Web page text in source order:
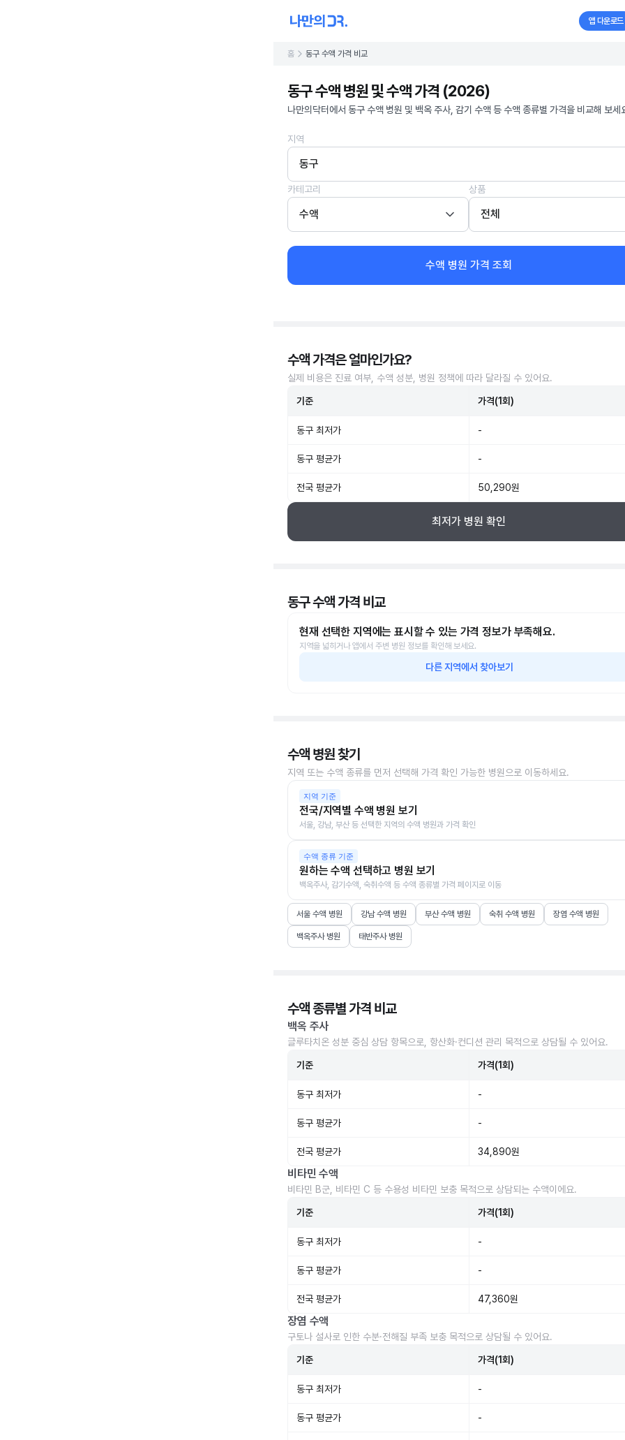
앱 다운로드
홈 동구 수액 가격 비교
동구 수액 병원 및 수액 가격 (2026)
나만의닥터에서 동구 수액 병원 및 백옥 주사, 감기 수액 등 수액 종류별 가격을 비교해 보세
지역
동구
카테고리
수액
상품
전체
수액 병원 가격 조회
수액 가격은 얼마인가요?
실제 비용은 진료 여부, 수액 성분, 병원 정책에 따라 달라질 수 있어요.
기준 가격(1회)
동구 최저가 -
동구 평균가 -
전국 평균가 50,290원
최저가 병원 확인
동구 수액 가격 비교
현재 선택한 지역에는 표시할 수 있는 가격 정보가 부족해요.
지역을 넓히거나 앱에서 주변 병원 정보를 확인해 보세요.
다른 지역에서 찾아보기
수액 병원 찾기
지역 또는 수액 종류를 먼저 선택해 가격 확인 가능한 병원으로 이동하세요.
지역 기준
전국/지역별 수액 병원 보기
서울, 강남, 부산 등 선택한 지역의 수액 병원과 가격 확인
수액 종류 기준
원하는 수액 선택하고 병원 보기
백옥주사, 감기수액, 숙취수액 등 수액 종류별 가격 페이지로 이동
서울 수액 병원 강남 수액 병원 부산 수액 병원 숙취 수액 병원 장염 수액 병원
백옥주사 병원 태반주사 병원
수액 종류별 가격 비교
백옥 주사
글루타치온 성분 중심 상담 항목으로, 항산화·컨디션 관리 목적으로 상담될 수 있어요.
기준 가격(1회)
동구 최저가 -
동구 평균가 -
전국 평균가 34,890원
비타민 수액
비타민 B군, 비타민 C 등 수용성 비타민 보충 목적으로 상담되는 수액이에요.
기준 가격(1회)
동구 최저가 -
동구 평균가 -
전국 평균가 47,360원
장염 수액
구토나 설사로 인한 수분·전해질 부족 보충 목적으로 상담될 수 있어요.
기준 가격(1회)
동구 최저가 -
동구 평균가 -